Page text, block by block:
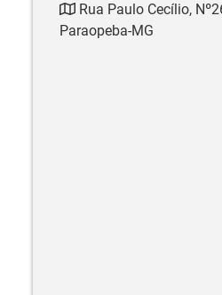
Rua Paulo Cecílio,
Paraopeba-MG